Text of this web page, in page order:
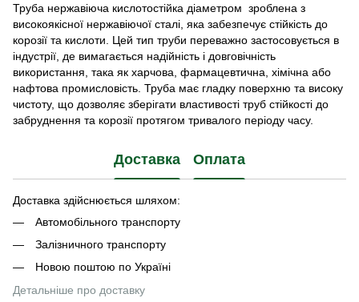
Труба нержавіюча кислотостійка діаметром зроблена з
високоякісної нержавіючої сталі, яка забезпечує стійкість до
корозії та кислоти. Цей тип труби переважно застосовується в
індустрії, де вимагається надійність і довговічність
використання, така як харчова, фармацевтична, хімічна або
нафтова промисловість. Труба має гладку поверхню та високу
чистоту, що дозволяє зберігати властивості труб стійкості до
забруднення та корозії протягом тривалого періоду часу.
Доставка Оплата
Доставка здійснюється шляхом:
Автомобільного транспорту
Залізничного транспорту
Новою поштою по Україні
Детальніше про доставку